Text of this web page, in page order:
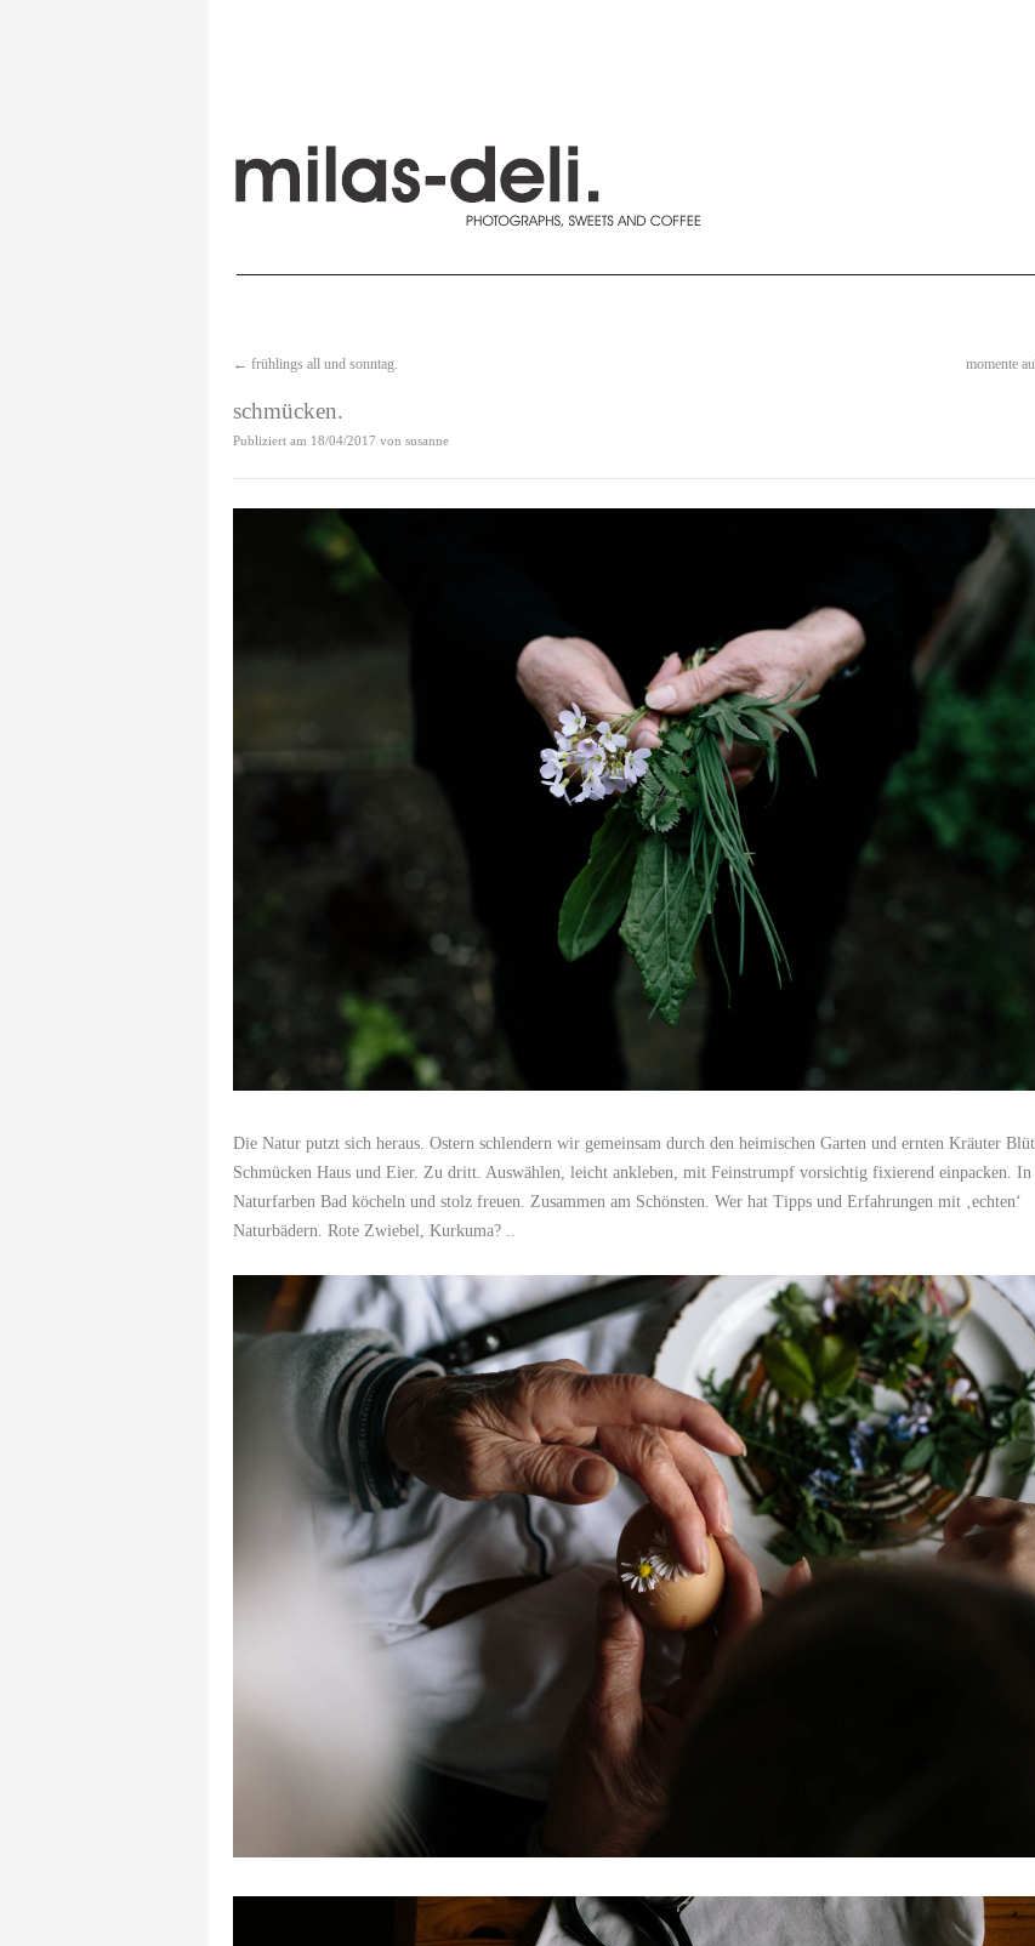
← frühlings all und sonntag. momente
schmücken.
Publiziert am 18/04/2017 von susanne
Die Natur putzt sich heraus. Ostern schlendern wir gemeinsam durch den heimischen Garten und ernten Kräuter
Schmücken Haus und Eier. Zu dritt. Auswählen, leicht ankleben, mit Feinstrumpf vorsichtig fixierend einpacken. In
Naturfarben Bad köcheln und stolz freuen. Zusammen am Schönsten. Wer hat Tipps und Erfahrungen mit ‚echten‘
Naturbädern. Rote Zwiebel, Kurkuma? ..